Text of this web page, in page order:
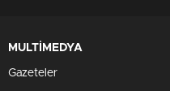
MULTİMEDYA
Gazeteler